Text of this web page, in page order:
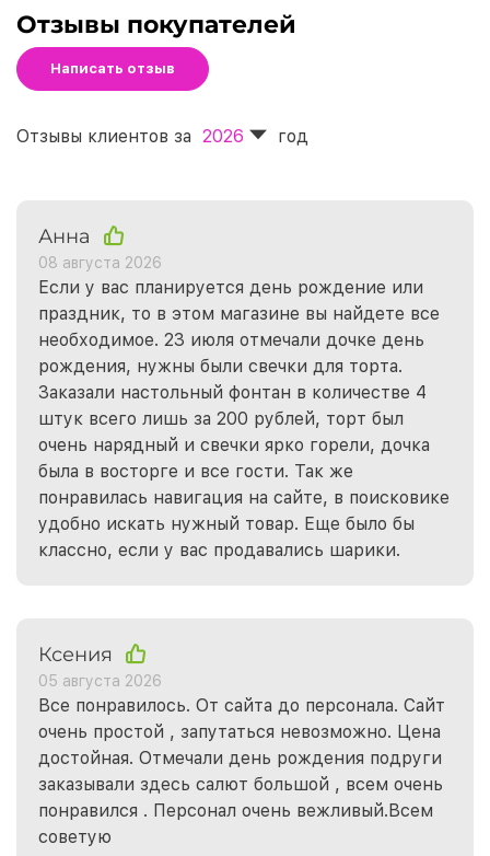
Отзывы покупателей
Написать отзыв
Отзывы клиентов за 2026 год
Анна
08 августа 2026
Если у вас планируется день рождение или
праздник, то в этом магазине вы найдете все
необходимое. 23 июля отмечали дочке день
рождения, нужны были свечки для торта.
Заказали настольный фонтан в количестве 4
штук всего лишь за 200 рублей, торт был
очень нарядный и свечки ярко горели, дочка
была в восторге и все гости. Так же
понравилась навигация на сайте, в поисковике
удобно искать нужный товар. Еще было бы
классно, если у вас продавались шарики.
Ксения
05 августа 2026
Все понравилось. От сайта до персонала. Сайт
очень простой , запутаться невозможно. Цена
достойная. Отмечали день рождения подруги
заказывали здесь салют большой , всем очень
понравился . Персонал очень вежливый.Всем
советую